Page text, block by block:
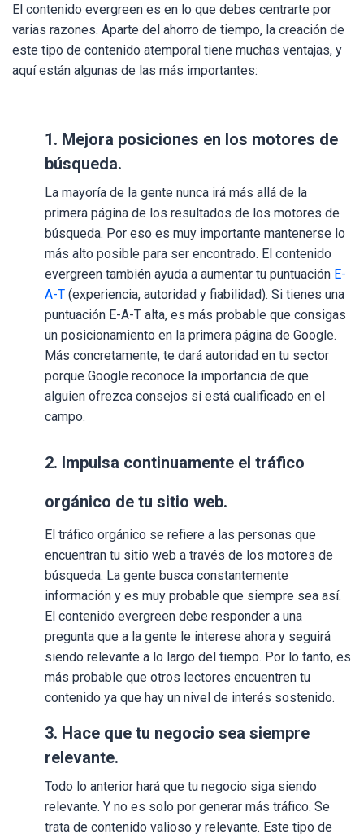
El contenido evergreen es en lo que debes centrarte por
varias razones. Aparte del ahorro de tiempo, la creación de
este tipo de contenido atemporal tiene muchas ventajas, y
aquí están algunas de las más importantes:
1. Mejora posiciones en los motores de
búsqueda.
La mayoría de la gente nunca irá más allá de la
primera página de los resultados de los motores de
búsqueda. Por eso es muy importante mantenerse lo
más alto posible para ser encontrado. El contenido
evergreen también ayuda a aumentar tu puntuación E-
A-T (experiencia, autoridad y fiabilidad). Si tienes una
puntuación E-A-T alta, es más probable que consigas
un posicionamiento en la primera página de Google.
Más concretamente, te dará autoridad en tu sector
porque Google reconoce la importancia de que
alguien ofrezca consejos si está cualificado en el
campo.
2. Impulsa continuamente el tráfico
orgánico de tu sitio web.
El tráfico orgánico se refiere a las personas que
encuentran tu sitio web a través de los motores de
búsqueda. La gente busca constantemente
información y es muy probable que siempre sea así.
El contenido evergreen debe responder a una
pregunta que a la gente le interese ahora y seguirá
siendo relevante a lo largo del tiempo. Por lo tanto, es
más probable que otros lectores encuentren tu
contenido ya que hay un nivel de interés sostenido.
3. Hace que tu negocio sea siempre
relevante.
Todo lo anterior hará que tu negocio siga siendo
relevante. Y no es solo por generar más tráfico. Se
trata de contenido valioso y relevante. Este tipo de